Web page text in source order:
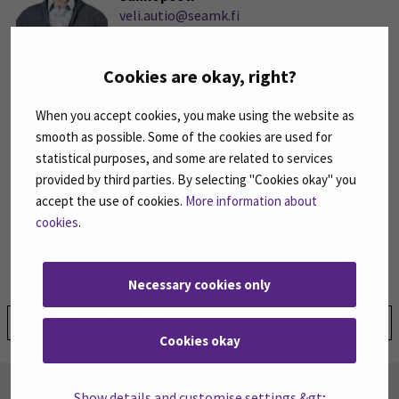
Cookies are okay, right?
When you accept cookies, you make using the website as
smooth as possible. Some of the cookies are used for
statistical purposes, and some are related to services
provided by third parties. By selecting "Cookies okay" you
accept the use of cookies. More information about
cookies.
Necessary cookies only
Cookies okay
veli.autio@seamk.fi
Pihlajaniemi, Janne
Laboratorioinsinööri
Sähköposti
janne.pihlajaniemi@seamk.fi
Jaa: